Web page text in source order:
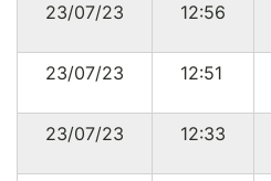
23/07/23
12:56
23/07/23
12:51
23/07/23
12:33